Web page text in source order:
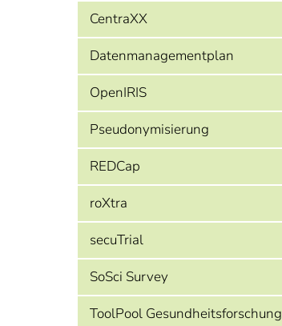
CentraXX
Datenmanagementplan
OpenIRIS
Pseudonymisierung
REDCap
roXtra
secuTrial
SoSci Survey
ToolPool Gesundheitsforschung